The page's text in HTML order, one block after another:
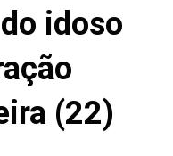
idoso
(22)